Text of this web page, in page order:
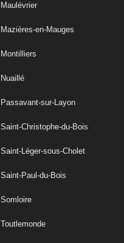
Maulévrier
Mazières-en-Mauges
Montilliers
Nuaillé
Passavant-sur-Layon
Saint-Christophe-du-Bois
Saint-Léger-sous-Cholet
Saint-Paul-du-Bois
Somloire
Toutlemonde